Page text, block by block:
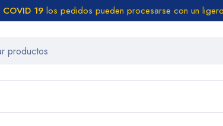
COVID 19 los pedidos pueden procesarse con un